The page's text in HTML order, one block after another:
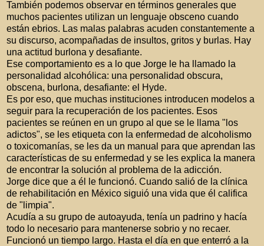
También podemos observar en términos generales que
muchos pacientes utilizan un lenguaje obsceno cuando
están ebrios. Las malas palabras acuden constantemente a
su discurso, acompañadas de insultos, gritos y burlas. Hay
una actitud burlona y desafiante.
Ese comportamiento es a lo que Jorge le ha llamado la
personalidad alcohólica: una personalidad obscura,
obscena, burlona, desafiante: el Hyde.
Es por eso, que muchas instituciones introducen modelos a
seguir para la recuperación de los pacientes. Esos
pacientes se reúnen en un grupo al que se le llama "los
adictos", se les etiqueta con la enfermedad de alcoholismo
o toxicomanías, se les da un manual para que aprendan las
características de su enfermedad y se les explica la manera
de encontrar la solución al problema de la adicción.
Jorge dice que a él le funcionó. Cuando salió de la clínica
de rehabilitación en México siguió una vida que él califica
de "limpia".
Acudía a su grupo de autoayuda, tenía un padrino y hacía
todo lo necesario para mantenerse sobrio y no recaer.
Funcionó un tiempo largo. Hasta el día en que enterró a la